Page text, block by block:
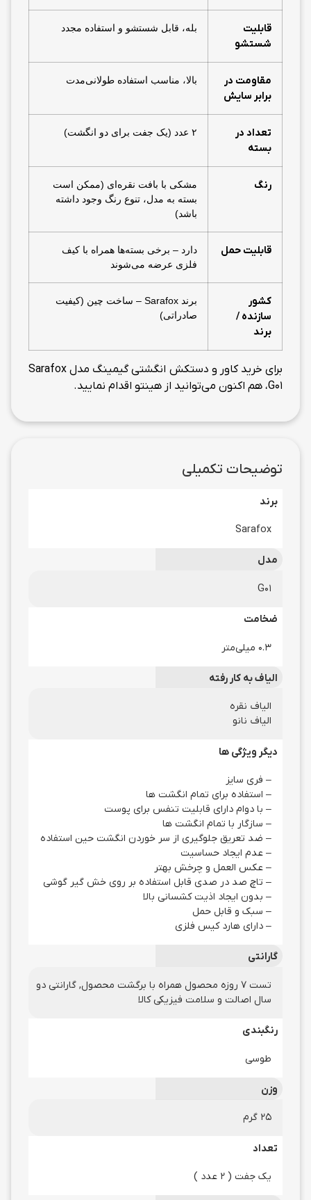
قابلیت
شستشو
بله، قابل شستشو و استفاده مجدد
مقاومت در
برابر سایش
بالا، مناسب استفاده طولانی‌مدت
تعداد در
بسته
۲ عدد (یک جفت برای دو انگشت)
رنگ
مشکی با بافت نقره‌ای (ممکن است
بسته به مدل، تنوع رنگ وجود داشته
باشد)
قابلیت حمل
دارد – برخی بسته‌ها همراه با کیف
فلزی عرضه می‌شوند
کشور
سازنده /
برند
برند Sarafox – ساخت چین (کیفیت
صادراتی)
برای خرید کاور و دستکش انگشتی گیمینگ مدل Sarafox
G01، هم اکنون می‌توانید از هینتو اقدام نمایید.
توضیحات تکمیلی
برند
Sarafox
مدل
G01
ضخامت
۰.۳ میلی‌متر
الیاف به کار رفته
الیاف نقره
الیاف نانو
دیگر ویژگی ها
– فری سایز
– استفاده برای تمام انگشت ها
– با دوام دارای قابلیت تنفس برای پوست
– سازگار با تمام انگشت ها
– ضد تعریق جلوگیری از سر خوردن انگشت حین استفاده
– عدم ایجاد حساسیت
– عکس العمل و چرخش بهتر
– تاچ صد در صدی قابل استفاده بر روی خش گیر گوشی
– بدون ایجاد اذیت کشسانی بالا
– سبک و قابل حمل
– دارای هارد کیس فلزی
گارانتی
تست 7 روزه محصول همراه با برگشت محصول, گارانتی دو
سال اصالت و سلامت فیزیکی کالا
رنگبندی
طوسی
وزن
25 گرم
تعداد
یک جفت ( 2 عدد )